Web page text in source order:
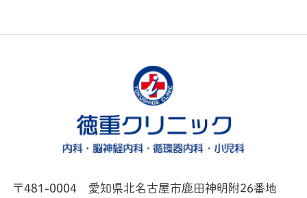
〒481-0004 愛知県北名古屋市鹿田神明附26番地